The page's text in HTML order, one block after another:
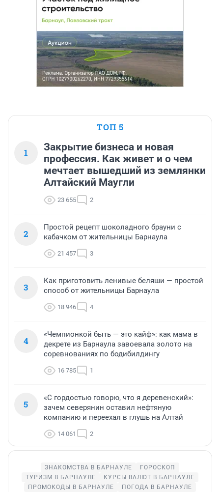
ТОП 5
1
Закрытие бизнеса и новая
профессия. Как живет и о чем
мечтает вышедший из землянки
Алтайский Маугли
23 655 2
2
Простой рецепт шоколадного брауни с
кабачком от жительницы Барнаула
21 457 3
3
Как приготовить ленивые беляши — простой
способ от жительницы Барнаула
18 946 4
4
«Чемпионкой быть — это кайф»: как мама в
декрете из Барнаула завоевала золото на
соревнованиях по бодибилдингу
16 785 1
5
«С гордостью говорю, что я деревенский»:
зачем северянин оставил нефтяную
компанию и переехал в глушь на Алтай
14 061 2
ЗНАКОМСТВА В БАРНАУЛЕ
ГОРОСКОП
ТУРИЗМ В БАРНАУЛЕ
КУРСЫ ВАЛЮТ В БАРНАУЛЕ
ПРОМОКОДЫ В БАРНАУЛЕ
ПОГОДА В БАРНАУЛЕ